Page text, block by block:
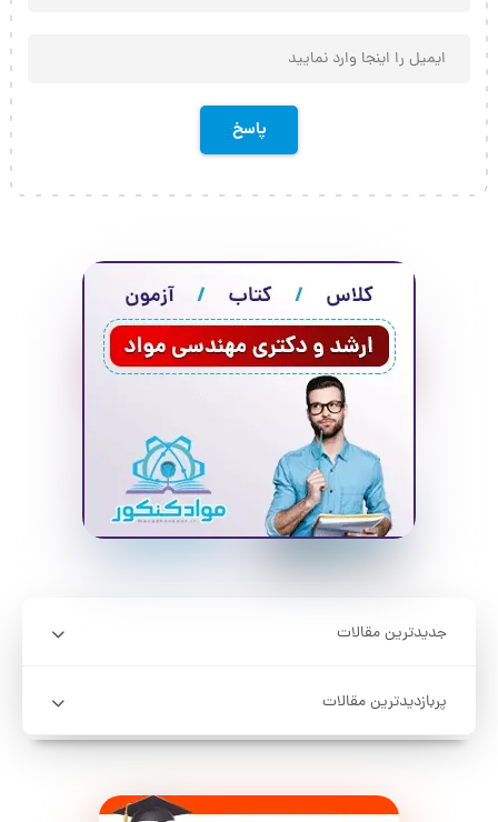
جدیدترین مقالات
پربازدیدترین مقالات